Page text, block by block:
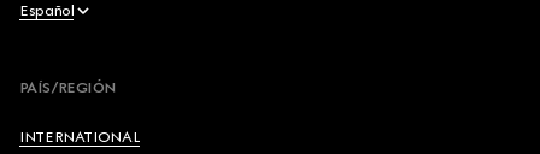
Español
Français
PAÍS/REGIÓN
INTERNATIONAL